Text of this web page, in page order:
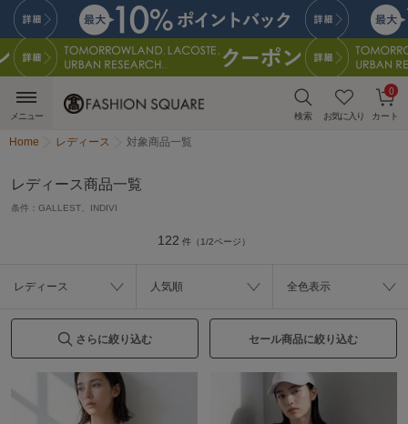
検索 お気に入り カート
0
メニュー
Home レディース 対象商品一覧
レディース商品一覧
条件： GALLEST、INDIVI
122 件（1/2ページ）
レディース 人気順 全色表示
さらに絞り込む セール商品に絞り込む